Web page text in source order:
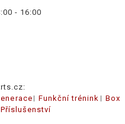
- 16:00
Funkční trénink
Box
Příslušenství